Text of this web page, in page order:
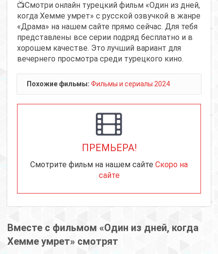
📺Смотри онлайн турецкий фильм «Один из дней,
когда Хемме умрет» с русской озвучкой в жанре
«Драма» на нашем сайте прямо сейчас. Для тебя
представлены все серии подряд бесплатно и в
хорошем качестве. Это лучший вариант для
вечернего просмотра среди турецкого кино.
Похожие фильмы: Фильмы и сериалы 2024
ПРЕМЬЕРА!
Смотрите фильм на нашем сайте Скоро на
сайте
Вместе с фильмом «Один из дней, когда
Хемме умрет» смотрят